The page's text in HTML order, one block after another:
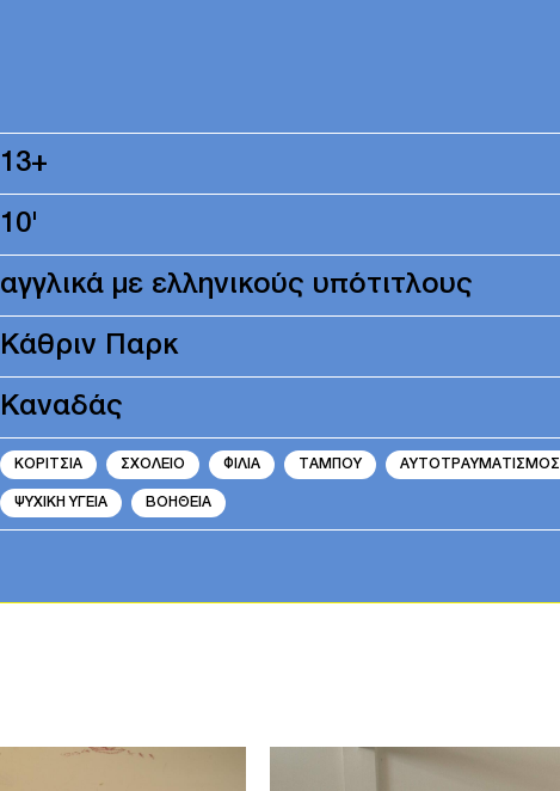
13+
10'
αγγλικά με ελληνικούς υπότιτλους
Κάθριν Παρκ
Καναδάς
ΚΟΡΙΤΣΙΑ ΣΧΟΛΕΙΟ ΦΙΛΙΑ ΤΑΜΠΟΥ ΑΥΤΟΤΡΑΥΜΑΤΙΣΜΟΣ
ΨΥΧΙΚΗ ΥΓΕΙΑ ΒΟΗΘΕΙΑ